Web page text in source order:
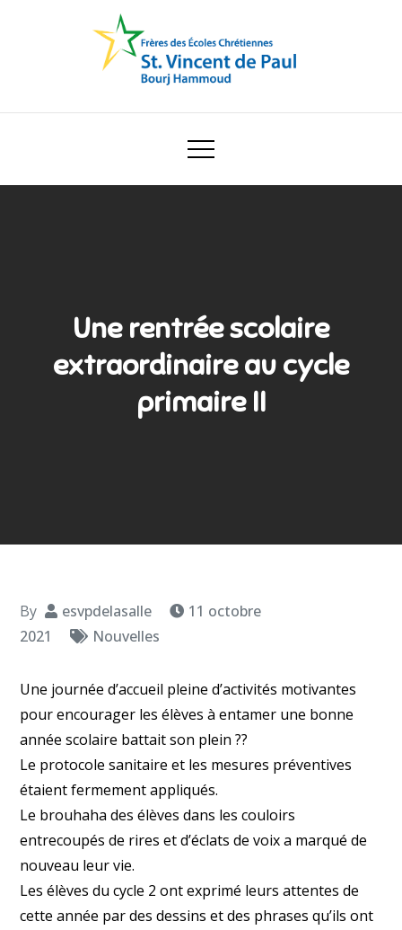
Ecole Saint Vincent de Paul
Une rentrée scolaire
extraordinaire au cycle
primaire II
By esvpdelasalle
11 octobre
2021
Nouvelles
Une journée d’accueil pleine d’activités motivantes
pour encourager les élèves à entamer une bonne
année scolaire battait son plein ??
Le protocole sanitaire et les mesures préventives
étaient fermement appliqués.
Le brouhaha des élèves dans les couloirs
entrecoupés de rires et d’éclats de voix a marqué de
nouveau leur vie.
Les élèves du cycle 2 ont exprimé leurs attentes de
cette année par des dessins et des phrases qu’ils ont